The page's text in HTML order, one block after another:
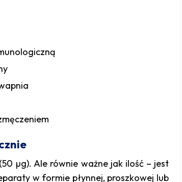
µg). Ale równie ważne jak ilość – jest
w formie płynnej, proszkowej lub